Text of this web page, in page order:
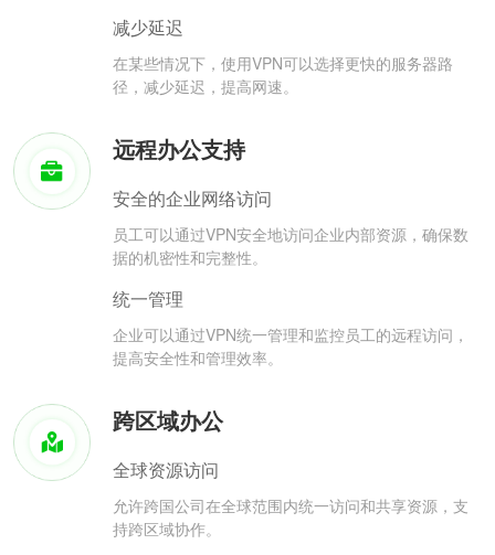
减少延迟
在某些情况下，使用VPN可以选择更快的服务器路
径，减少延迟，提高网速。
远程办公支持
安全的企业网络访问
员工可以通过VPN安全地访问企业内部资源，确保数
据的机密性和完整性。
统一管理
企业可以通过VPN统一管理和监控员工的远程访问，
提高安全性和管理效率。
跨区域办公
全球资源访问
允许跨国公司在全球范围内统一访问和共享资源，支
持跨区域协作。